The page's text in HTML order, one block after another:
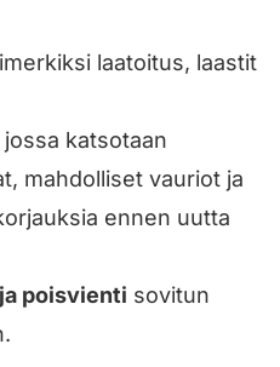
laatoitus, laastit
jossa katsotaan
mahdolliset vauriot ja
ennen uutta
poisvienti sovitun